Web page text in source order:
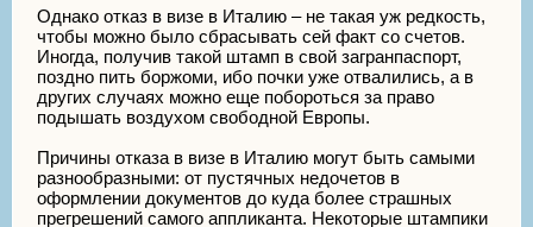
Однако отказ в визе в Италию – не такая уж редкость,
чтобы можно было сбрасывать сей факт со счетов.
Иногда, получив такой штамп в свой загранпаспорт,
поздно пить боржоми, ибо почки уже отвалились, а в
других случаях можно еще побороться за право
подышать воздухом свободной Европы.
Причины отказа в визе в Италию могут быть самыми
разнообразными: от пустячных недочетов в
оформлении документов до куда более страшных
прегрешений самого аппликанта. Некоторые штампики